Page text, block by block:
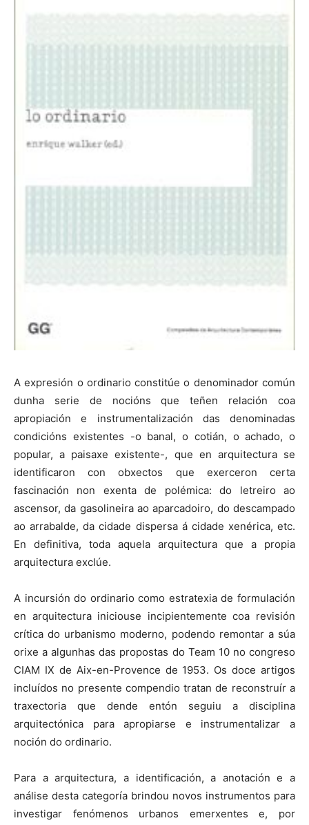
A expresión o ordinario constitúe o denominador común
dunha serie de nocións que teñen relación coa
apropiación e instrumentalización das denominadas
condicións existentes -o banal, o cotián, o achado, o
popular, a paisaxe existente-, que en arquitectura se
identificaron con obxectos que exerceron certa
fascinación non exenta de polémica: do letreiro ao
ascensor, da gasolineira ao aparcadoiro, do descampado
ao arrabalde, da cidade dispersa á cidade xenérica, etc.
En definitiva, toda aquela arquitectura que a propia
arquitectura exclúe.
A incursión do ordinario como estratexia de formulación
en arquitectura iniciouse incipientemente coa revisión
crítica do urbanismo moderno, podendo remontar a súa
orixe a algunhas das propostas do Team 10 no congreso
CIAM IX de Aix-en-Provence de 1953. Os doce artigos
incluídos no presente compendio tratan de reconstruír a
traxectoria que dende entón seguiu a disciplina
arquitectónica para apropiarse e instrumentalizar a
noción do ordinario.
Para a arquitectura, a identificación, a anotación e a
análise desta categoría brindou novos instrumentos para
investigar fenómenos urbanos emerxentes e, por